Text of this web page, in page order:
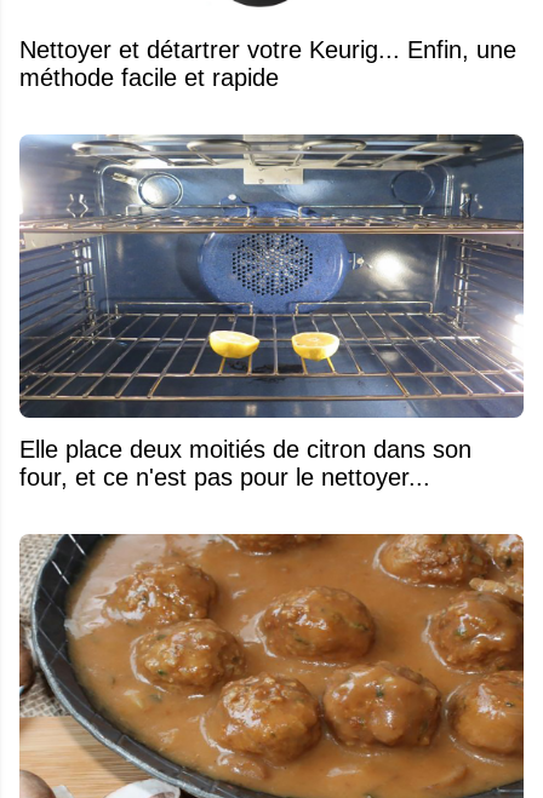
Nettoyer et détartrer votre Keurig... Enfin, une
méthode facile et rapide
Elle place deux moitiés de citron dans son
four, et ce n'est pas pour le nettoyer...